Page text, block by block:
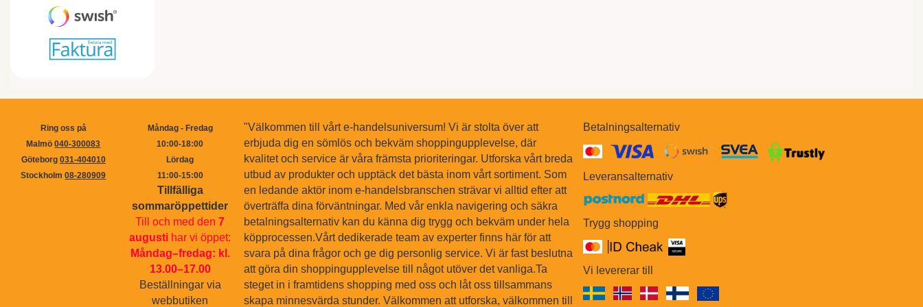
Ring oss på
Malmö040-300083
Göteborg 031-404010
Stockholm08-280909
Måndag - Fredag
10:00-18:00
Lördag
11:00-15:00
Tillfälliga
sommaröppettider
Till och med den7
augusti har vi öppet:
Måndag–fredag: kl.
13.00–17.00
Beställningar via
webbutiken
"Välkommen till vårt e-handelsuniversum! Vi är stolta över att
erbjuda dig en sömlös och bekväm shoppingupplevelse, där
kvalitet och service är våra främsta prioriteringar. Utforska vårt breda
utbud av produkter och upptäck det bästa inom vårt sortiment. Som
en ledande aktör inom e-handelsbranschen strävar vi alltid efter att
överträffa dina förväntningar. Med vår enkla navigering och säkra
betalningsalternativ kan du känna dig trygg och bekväm under hela
köpprocessen.Vårt dedikerade team av experter finns här för att
svara på dina frågor och ge dig personlig service. Vi är fast beslutna
att göra din shoppingupplevelse till något utöver det vanliga.Ta
steget in i framtidens shopping med oss och låt oss tillsammans
skapa minnesvärda stunder. Välkommen att utforska, välkommen till
Betalningsalternativ
Leveransalternativ
Trygg shopping
Vi levererar till